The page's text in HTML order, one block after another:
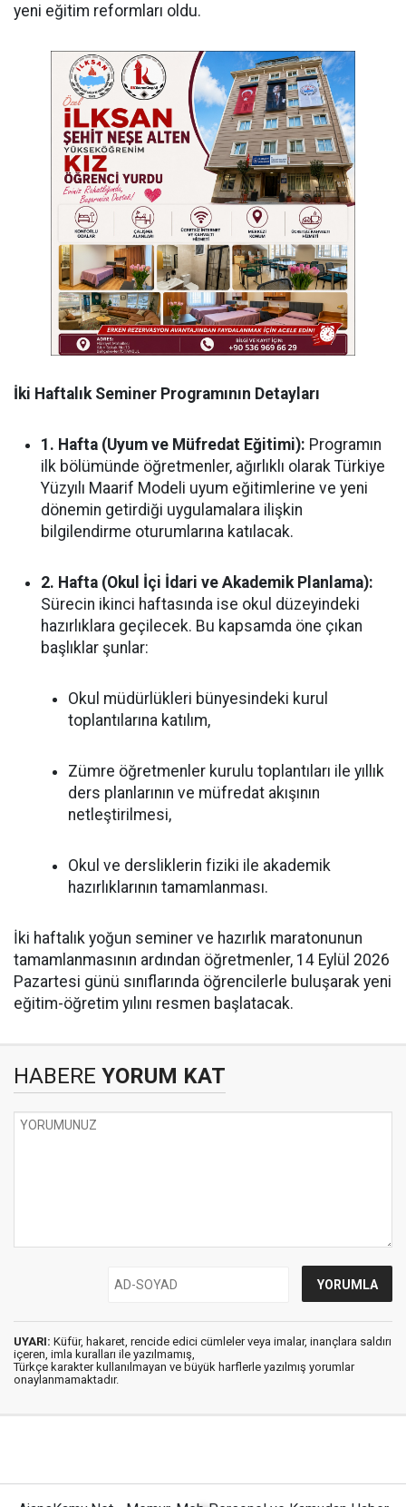
yeni eğitim reformları oldu.
İki Haftalık Seminer Programının Detayları
1. Hafta (Uyum ve Müfredat Eğitimi): Programın
ilk bölümünde öğretmenler, ağırlıklı olarak Türkiye
Yüzyılı Maarif Modeli uyum eğitimlerine ve yeni
dönemin getirdiği uygulamalara ilişkin
bilgilendirme oturumlarına katılacak.
2. Hafta (Okul İçi İdari ve Akademik Planlama):
Sürecin ikinci haftasında ise okul düzeyindeki
hazırlıklara geçilecek. Bu kapsamda öne çıkan
başlıklar şunlar:
Okul müdürlükleri bünyesindeki kurul
toplantılarına katılım,
Zümre öğretmenler kurulu toplantıları ile yıllık
ders planlarının ve müfredat akışının
netleştirilmesi,
Okul ve dersliklerin fiziki ile akademik
hazırlıklarının tamamlanması.
İki haftalık yoğun seminer ve hazırlık maratonunun
tamamlanmasının ardından öğretmenler, 14 Eylül 2026
Pazartesi günü sınıflarında öğrencilerle buluşarak yeni
eğitim-öğretim yılını resmen başlatacak.
HABERE YORUM KAT
UYARI: Küfür, hakaret, rencide edici cümleler veya imalar, inançlara saldırı
içeren, imla kuralları ile yazılmamış,
Türkçe karakter kullanılmayan ve büyük harflerle yazılmış yorumlar
onaylanmamaktadır.